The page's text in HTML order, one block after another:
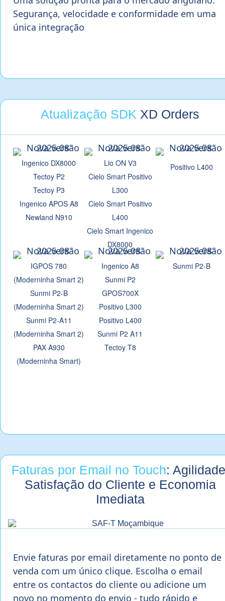
Segurança, velocidade e conformidade em uma
única integração
Atualização SDK XD Orders
Ingenico DX8000
Tectoy P2
Tectoy P3
Ingenico APOS A8
Newland N910
Lio ON V3
Cielo Smart Positivo
L300
Cielo Smart Positivo
L400
Cielo Smart Ingenico
DX8000
Positivo L400
IGPOS 780
(Moderninha Smart 2)
Sunmi P2-B
(Moderninha Smart 2)
Sunmi P2-A11
(Moderninha Smart 2)
PAX A930
(Moderninha Smart)
Ingenico A8
Sunmi P2
GPOS700X
Positivo L300
Positivo L400
Sunmi P2 A11
Tectoy T8
Sunmi P2-B
Faturas por Email no Touch:
Satisfação do Cliente e Economia
Imediata
Envie faturas por email diretamente no ponto de
venda com um único clique. Escolha o email
entre os contactos do cliente ou adicione um
novo no momento do envio - tudo rápido e